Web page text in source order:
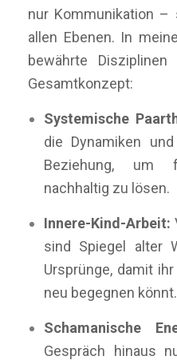
nur Kommunikation –
allen Ebenen. In
bewährte
Gesamtkonzept:
Systemische
die Dynamiken
Beziehung, um
nachhaltig zu lösen.
Innere-Kind-Arbeit:
sind Spiegel alter
Ursprünge, damit
neu begegnen könnt.
Schamanische
Gespräch hinaus